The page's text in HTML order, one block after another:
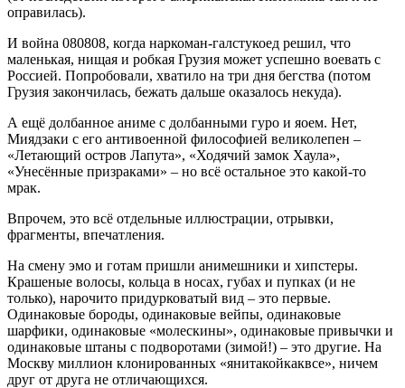
оправилась).
И война 080808, когда наркоман-галстукоед решил, что
маленькая, нищая и робкая Грузия может успешно воевать с
Россией. Попробовали, хватило на три дня бегства (потом
Грузия закончилась, бежать дальше оказалось некуда).
А ещё долбанное аниме с долбанными гуро и яоем. Нет,
Миядзаки с его антивоенной философией великолепен –
«Летающий остров Лапута», «Ходячий замок Хаула»,
«Унесённые призраками» – но всё остальное это какой-то
мрак.
Впрочем, это всё отдельные иллюстрации, отрывки,
фрагменты, впечатления.
На смену эмо и готам пришли анимешники и хипстеры.
Крашеные волосы, кольца в носах, губах и пупках (и не
только), нарочито придурковатый вид – это первые.
Одинаковые бороды, одинаковые вейпы, одинаковые
шарфики, одинаковые «молескины», одинаковые привычки и
одинаковые штаны с подворотами (зимой!) – это другие. На
Москву миллион клонированных «янитакойкаквсе», ничем
друг от друга не отличающихся.